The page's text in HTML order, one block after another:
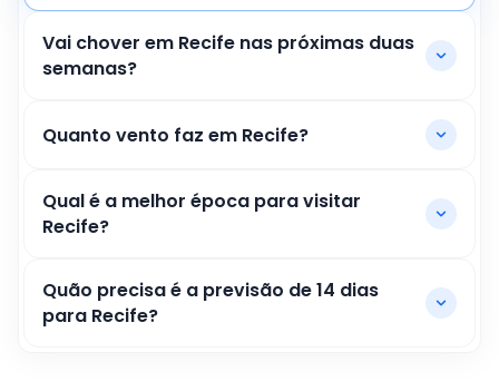
Vai chover em Recife nas próximas duas
semanas?
Quanto vento faz em Recife?
Qual é a melhor época para visitar
Recife?
Quão precisa é a previsão de 14 dias
para Recife?